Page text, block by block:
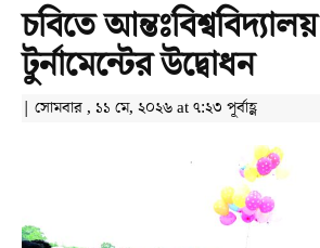
চবিতে
টুর্নামেন্টের উদ্বোধন
| সোমবার , ১১ মে, ২০২৬ at ৭:২৩ পূর্বাহ্ণ